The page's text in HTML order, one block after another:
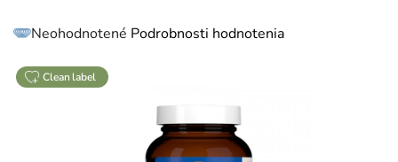
Priemerné
hodnotenie
0,0
z
5
Neohodnotené Podrobnosti hodnotenia
clean label